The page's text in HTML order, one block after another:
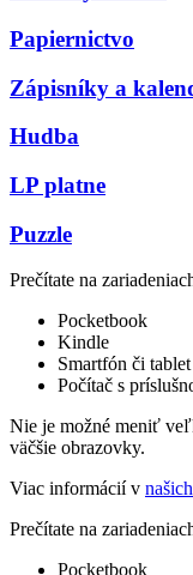
Papiernictvo
Zápisníky a
Hudba
LP platne
Puzzle
Prečítate na
Pocketbook
Kindle
Smartfón či
Počítač s
Nie je možné meniť
väčšie obrazovky.
Viac informácií v
Prečítate na
Pocketbook